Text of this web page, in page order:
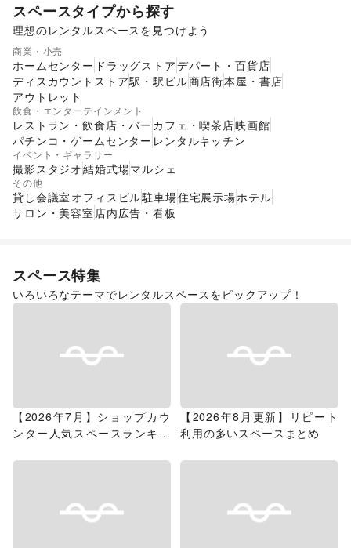
スペースタイプから探す
理想のレンタルスペースを見つけよう
ショッピングモール
ギャラリー・貸し画廊
商業・小売
ホームセンター ドラッグストアデパート・百貨店
ディスカウントストア駅・駅ビル商店街本屋・書店
アウトレット
飲食・エンターテインメント
レストラン・飲食店・バー カフェ・喫茶店映画館
パチンコ・ゲームセンター レンタルキッチン
イベント・ギャラリー
撮影スタジオ結婚式場マルシェ
その他
貸し会議室 オフィスビル駐車場住宅展示場ホテル
サロン・美容室 店内広告・看板
スペース特集
いろいろなテーマでレンタルスペースをピックアップ！
【2026年7月】ショップカウ
ンター人気スペースランキン
【2026年8月更新】リピート
利用の多いスペースまとめ